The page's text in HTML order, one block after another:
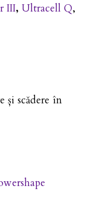
III,Ultracell Q,
și scădere în